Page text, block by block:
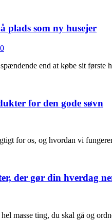
plads som ny husejer
0
end at købe sit
for den gode søvn
for os, og hvordan vi
der gør din hverdag
masse ting, du skal gå og